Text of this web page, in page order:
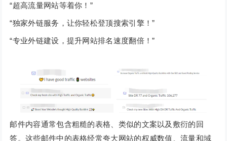
“超高流量网站等着你！”
“独家外链服务，让你轻松登顶搜索引擎！”
“专业外链建设，提升网站排名速度翻倍！”
邮件内容通常包含粗糙的表格、类似的文案以及敷衍的回
答。这些邮件中的表格经常夸大网站的权威数值、流量和域